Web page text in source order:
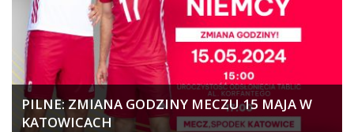
PILNE: ZMIANA GODZINY MECZU 15 MAJA W
KATOWICACH